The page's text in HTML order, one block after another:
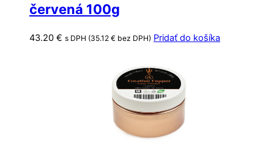
červená 100g
43.20 € s DPH (35.12 € bez DPH) Pridať do košíka